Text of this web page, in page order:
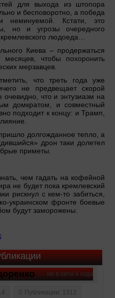
для выхода из штопора
и бесповоротно, а победа
неминуемой. Кстати, это
но и угрозы очередного
людоеда…
Киева – продержаться
месяцев, чтобы похоронить
мерзавцев.
что треть года уже
не предвещает скорой
очевидно, что и энтузиазм на
домкратом, и совместный
подходит к концу: и Трамп,
долгожданное тепло, а
дрон таки долетел
приметы.
чем гадать на кофейной
не будет пока кремлевский
рискнул с кем-то забиться,
украинском фронте боевые
будут заморожены.
не в сети 4 года
Публикации: 1312